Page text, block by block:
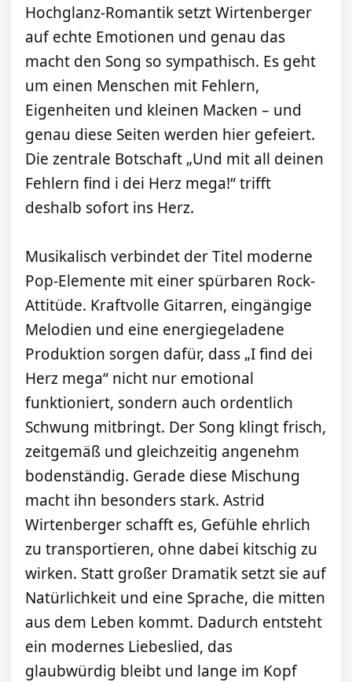
Hochglanz-Romantik setzt Wirtenberger
auf echte Emotionen und genau das
macht den Song so sympathisch. Es geht
um einen Menschen mit Fehlern,
Eigenheiten und kleinen Macken – und
genau diese Seiten werden hier gefeiert.
Die zentrale Botschaft „Und mit all deinen
Fehlern find i dei Herz mega!“ trifft
deshalb sofort ins Herz.
Musikalisch verbindet der Titel moderne
Pop-Elemente mit einer spürbaren Rock-
Attitüde. Kraftvolle Gitarren, eingängige
Melodien und eine energiegeladene
Produktion sorgen dafür, dass „I find dei
Herz mega“ nicht nur emotional
funktioniert, sondern auch ordentlich
Schwung mitbringt. Der Song klingt frisch,
zeitgemäß und gleichzeitig angenehm
bodenständig. Gerade diese Mischung
macht ihn besonders stark. Astrid
Wirtenberger schafft es, Gefühle ehrlich
zu transportieren, ohne dabei kitschig zu
wirken. Statt großer Dramatik setzt sie auf
Natürlichkeit und eine Sprache, die mitten
aus dem Leben kommt. Dadurch entsteht
ein modernes Liebeslied, das
glaubwürdig bleibt und lange im Kopf